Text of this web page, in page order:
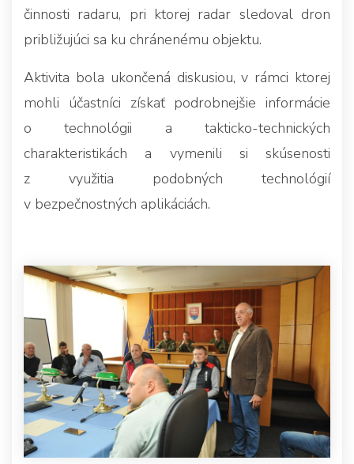
činnosti radaru, pri ktorej radar sledoval dron
približujúci sa ku chránenému objektu.
Aktivita bola ukončená diskusiou, v rámci ktorej
mohli účastníci získať podrobnejšie informácie
o technológii a takticko-technických
charakteristikách a vymenili si skúsenosti
z využitia podobných technológií
v bezpečnostných aplikáciách.